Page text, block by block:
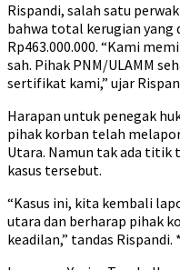
Rispandi, salah satu
bahwa total kerugian yang
Rp463.000.000. “Kami
sah. Pihak PNM/ULAMM
sertifikat kami,” ujar
Harapan untuk penegak
pihak korban telah
Utara. Namun tak ada titik
kasus tersebut.
“Kasus ini, kita kembali
utara dan berharap pihak
keadilan,” tandas